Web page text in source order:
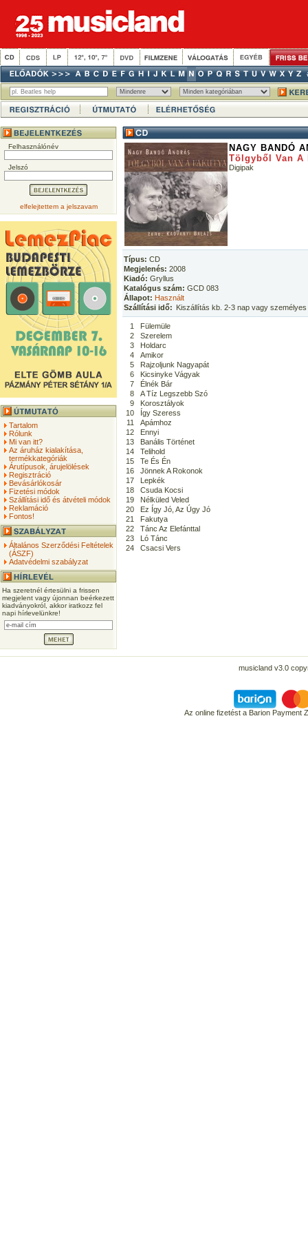
Felhasználónév
Jelszó
elfelejtettem a jelszavam
Tartalom
Rólunk
Mi van itt?
Az áruház kialakítása,
termékkategóriák
Árutípusok, árujelölések
Regisztráció
Bevásárlókosár
Fizetési módok
Szállítási idő és átvételi módok
Reklamáció
Fontos!
Általános Szerződési Feltételek
(ÁSZF)
Adatvédelmi szabályzat
Ha szeretnél értesülni a frissen
megjelent vagy újonnan beérkezett
kiadványokról, akkor iratkozz fel
napi hírlevelünkre!
NAGY BANDÓ
Tölgyből Van A
Digipak
Típus: CD
Megjelenés: 2008
Kiadó: Gryllus
Katalógus szám: GCD 083
Állapot: Használt
Szállítási idő: Kiszállítás kb. 2-3 nap vagy
1
Fülemüle
2
Szerelem
3
Holdarc
4
Amikor
5
Rajzoljunk Nagyapát
6
Kicsinyke Vágyak
7
Élnék Bár
8
A Tíz Legszebb Szó
9
Korosztályok
10
Így Szeress
11
Apámhoz
12
Ennyi
13
Banális Történet
14
Telihold
15
Te És Én
16
Jönnek A Rokonok
17
Lepkék
18
Csuda Kocsi
19
Nélküled Veled
20
Ez Így Jó, Az Úgy Jó
21
Fakutya
22
Tánc Az Elefánttal
23
Ló Tánc
24
Csacsi Vers
musicland v3.0
Az online fizetést a Barion Payment